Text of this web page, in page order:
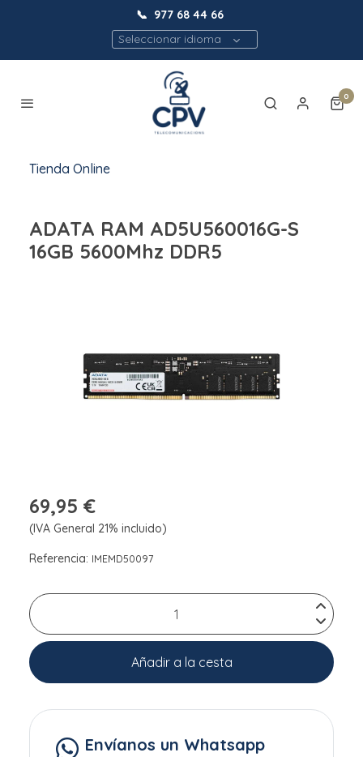
📞 977 68 44 66
Seleccionar idioma
0
Tienda Online
ADATA RAM AD5U560016G-S
16GB 5600Mhz DDR5
69,95 €
(IVA General 21% incluido)
Referencia: IMEMD50097
Añadir a la cesta
Envíanos un Whatsapp